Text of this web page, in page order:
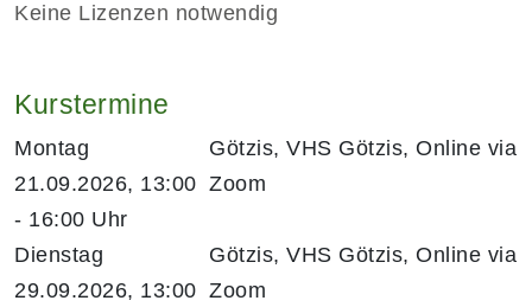
Keine Lizenzen notwendig
Kurstermine
Montag
21.09.2026, 13:00
- 16:00 Uhr
Götzis, VHS Götzis, Online via
Zoom
Dienstag
29.09.2026, 13:00
Götzis, VHS Götzis, Online via
Zoom